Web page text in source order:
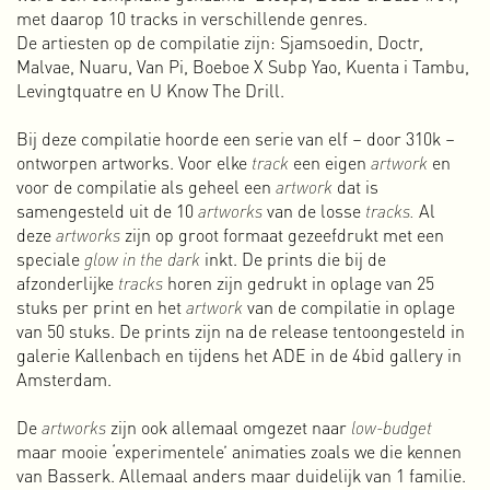
Amsterdam) gekraakt. Iets kleiner dan het ziekenhuis, maar
nog steeds een fantastisch pand met veel mogelijkheden
om de combinatie van wonen, werken en publiek functies
die we in het OLVG waren begonnen voort te blijven zetten.
kunstenaars/creatievelingen het pand van de gemeente te
kopen en om te zetten naar collectief eigendom. Collectief
eigendom wil in dit geval zeggen dat het eigendom te alle
tijden bij de vereniging ligt en niet bij de individuen in het
collectief. Niemand kan diens stukje verkopen.
De aankoop was een belangrijk moment voor het
voortbestaan van de OT301 maar ook voor mij persoonlijk. Ik
begon me steeds meer te interesseren in en bemoeien met
de organisatiestructuur. Ik werd muziekprogrammeur in
onze concert- en clubzaal en stapte in 2011 in het bestuur
van de vereniging.
vele flyers, posters, banners en de website van de OT301.
Ook maakte ik (samen met anderen) de boeken Autonomie
door tegenspraak(2013) en20 years of Art & Autonomy
met daarop 10 tracks in verschillende genres.
De artiesten op de compilatie zijn: Sjamsoedin, Doctr,
Malvae, Nuaru, Van Pi, Boeboe X Subp Yao, Kuenta i Tambu,
Levingtquatre en U Know The Drill.
Bij deze compilatie hoorde een serie van elf – door 310k –
ontworpen artworks. Voor elke track een eigen artwork en
voor de compilatie als geheel een artwork dat is
samengesteld uit de 10 artworksvan de losse tracks. Al
dezeartworkszijn op groot formaat gezeefdrukt met een
speciale glow in the dark inkt. De prints die bij de
afzonderlijke tracks horen zijn gedrukt in oplage van 25
stuks per print en hetartwork van de compilatie in oplage
van 50 stuks. De prints zijn na de release tentoongesteld in
galerie Kallenbach en tijdens het ADE in de 4bid gallery in
Amsterdam.
Deartworkszijn ook allemaal omgezet naar low-budget
maar mooie ‘experimentele’ animaties zoals we die kennen
van Basserk. Allemaal anders maar duidelijk van 1 familie.